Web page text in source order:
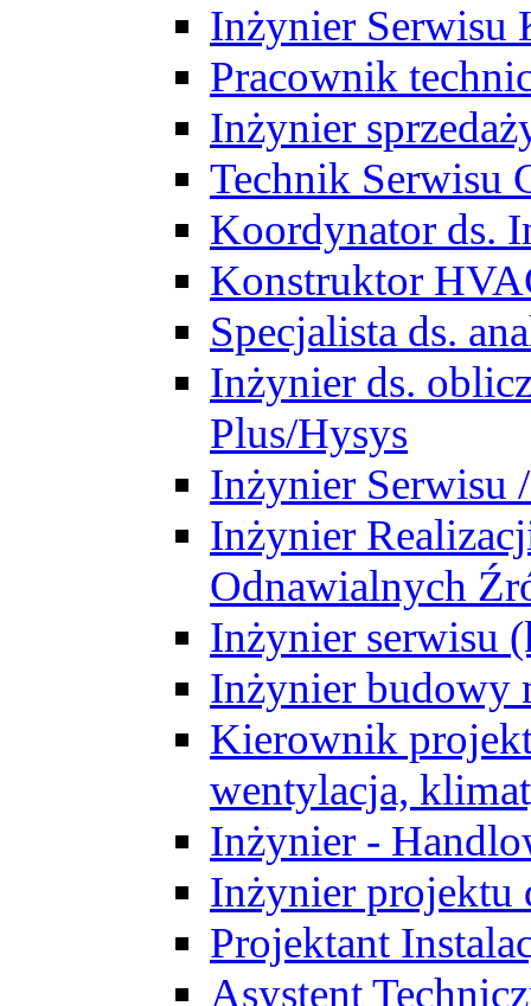
Inżynier Serwisu
Pracownik
Inżynier
Technik Serwisu
Koordynator ds.
Konstruktor
Specjalista ds.
Inżynier ds.
Plus/Hysys
Inżynier Serwisu
Inżynier
Odnawialnych
Inżynier serwisu
Inżynier budowy
Kierownik
wentylacja,
Inżynier -
Inżynier projektu
Projektant
Asystent